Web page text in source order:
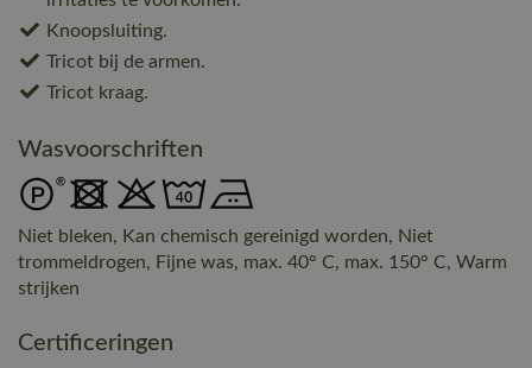
Knoopsluiting.
Tricot bij de armen.
Tricot kraag.
Wasvoorschriften
Niet bleken, Kan chemisch gereinigd worden, Niet
trommeldrogen, Fijne was, max. 40° C, max. 150° C, Warm
strijken
Certificeringen